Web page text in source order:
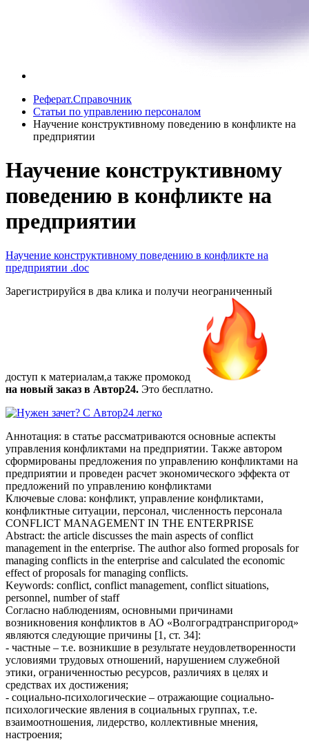
Реферат.Справочник
Статьи по управлению персоналом
Научение конструктивному поведению в конфликте на
предприятии
Научение конструктивному
поведению в конфликте на
предприятии
Научение конструктивному поведению в конфликте на
предприятии .doc
Зарегистрируйся в два клика и получи неограниченный
доступ к материалам,а также промокод
на новый заказ в Автор24. Это бесплатно.
Аннотация: в статье рассматриваются основные аспекты
управления конфликтами на предприятии. Также автором
сформированы предложения по управлению конфликтами на
предприятии и проведен расчет экономического эффекта от
предложений по управлению конфликтами
Ключевые слова: конфликт, управление конфликтами,
конфликтные ситуации, персонал, численность персонала
CONFLICT MANAGEMENT IN THE ENTERPRISE
Abstract: the article discusses the main aspects of conflict
management in the enterprise. The author also formed proposals for
managing conflicts in the enterprise and calculated the economic
effect of proposals for managing conflicts.
Keywords: conflict, conflict management, conflict situations,
personnel, number of staff
Согласно наблюдениям, основными причинами
возникновения конфликтов в АО «Волгоградтранспригород»
являются следующие причины [1, ст. 34]:
- частные – т.е. возникшие в результате неудовлетворенности
условиями трудовых отношений, нарушением служебной
этики, ограниченностью ресурсов, различиях в целях и
средствах их достижения;
- социально-психологические – отражающие социально-
психологические явления в социальных группах, т.е.
взаимоотношения, лидерство, коллективные мнения,
настроения;